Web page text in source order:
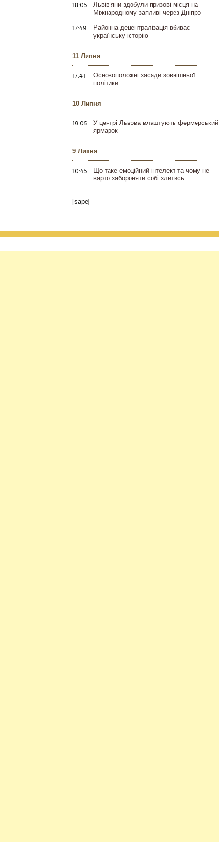
18:05
Львів’яни здобули призові місця на
Міжнародному запливі через Дніпро
17:49
Районна децентралізація вбиває
українську історію
11 Липня
17:41
Основоположні засади зовнішньої
політики
10 Липня
19:05
У центрі Львова влаштують фермерський
ярмарок
9 Липня
10:45
Що таке емоційний інтелект та чому не
варто забороняти собі злитись
[sape]